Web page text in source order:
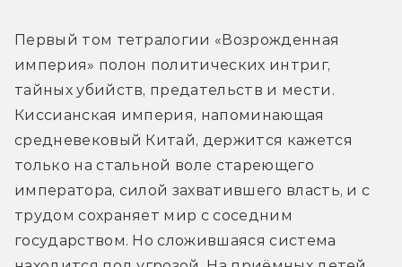
Первый том тетралогии «Возрожденная
империя» полон политических интриг,
тайных убийств, предательств и мести.
Киссианская империя, напоминающая
средневековый Китай, держится кажется
только на стальной воле стареющего
императора, силой захватившего власть, и с
трудом сохраняет мир с соседним
государством. Но сложившаяся система